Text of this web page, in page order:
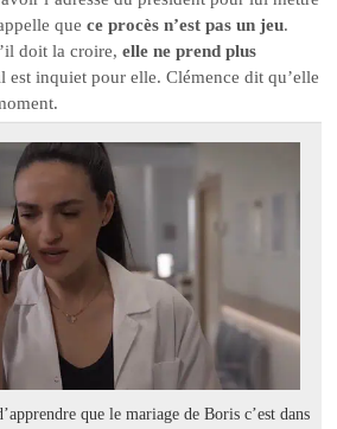
quece procès n’est pas un jeu.
doit la croire,elle ne prend plus
est inquiet pour elle. Clémence dit qu’elle
que le mariage de Boris c’est dans